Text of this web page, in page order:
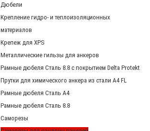
Дюбели
Крепление гидро- и теплоизоляционных
материалов
Крепеж для XPS
Металлические гильзы для анкеров
Рамные дюбеля Сталь 8.8 с покрытием Delta Protekt
Прутки для химического анкера из стали А4 FL
Рамные дюбеля Сталь A4
Рамные дюбеля Сталь 8.8
Саморезы